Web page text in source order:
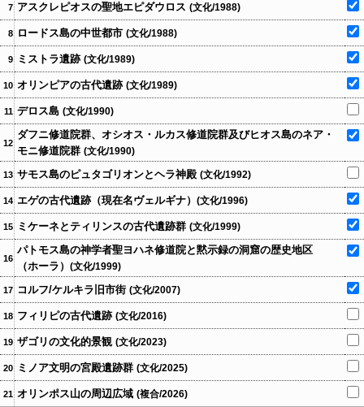
7 アスクレピオスの聖地エピダウロス (文化/1988)
8 ロードス島の中世都市 (文化/1988)
9 ミストラ遺跡 (文化/1989)
10 オリンピアの古代遺跡 (文化/1989)
11 デロス島 (文化/1990)
12
ダフニ修道院群、オシオス・ルカス修道院群及びヒオス島のネア・
モニ修道院群 (文化/1990)
13 サモス島のピュタゴリオンとヘラ神殿 (文化/1992)
14 エゲの古代遺跡（現在名ヴェルギナ） (文化/1996)
15 ミケーネとティリンスの古代遺跡群 (文化/1999)
16
パトモス島の神学者聖ヨハネ修道院と黙示録の洞窟の歴史地区
（ホーラ） (文化/1999)
17 コルフ/ケルキラ旧市街 (文化/2007)
18 フィリピの古代遺跡 (文化/2016)
19 ザゴリの文化的景観 (文化/2023)
20 ミノア文明の宮殿遺跡群 (文化/2025)
21 オリンポス山の周辺広域 (複合/2026)